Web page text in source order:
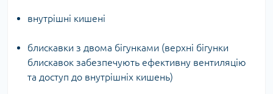
внутрішні кишені
блискавки з двома бігунками (верхні бігунки
блискавок забезпечують ефективну вентиляцію
та доступ до внутрішніх кишень)